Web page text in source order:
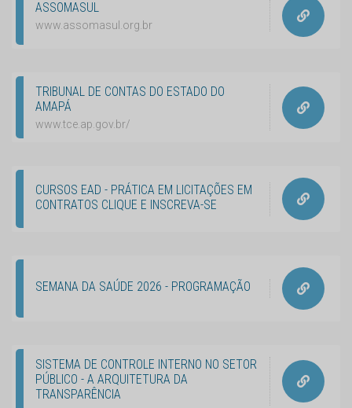
ASSOMASUL
www.assomasul.org.br
TRIBUNAL DE CONTAS DO ESTADO DO
AMAPÁ
www.tce.ap.gov.br/
CURSOS EAD - PRÁTICA EM LICITAÇÕES EM
CONTRATOS CLIQUE E INSCREVA-SE
SEMANA DA SAÚDE 2026 - PROGRAMAÇÃO
SISTEMA DE CONTROLE INTERNO NO SETOR
PÚBLICO - A ARQUITETURA DA
TRANSPARÊNCIA